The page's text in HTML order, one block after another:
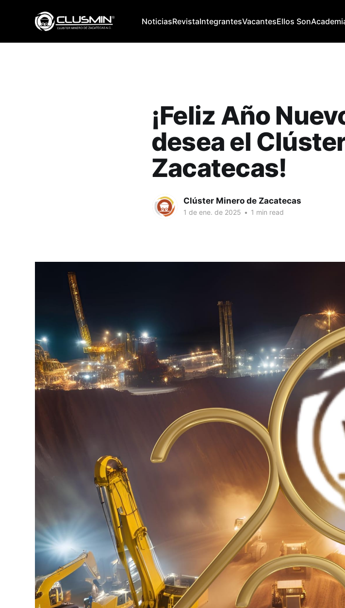
NoticiasRevistaIntegrantesVacantesEllos Son
¡Feliz Año
desea el
Zacatecas!
Clúster Minero de Zacatecas
1 de ene. de 2025 • 1 min read